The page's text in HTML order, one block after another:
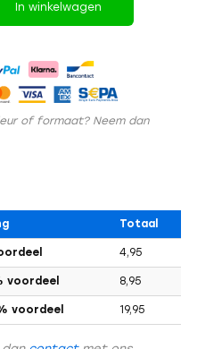
In winkelwagen
of formaat? Neem dan
Totaal
4,95
voordeel 8,95
voordeel 19,95